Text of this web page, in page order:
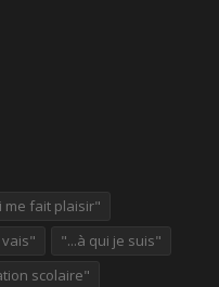
me fait plaisir"
vais"
"...à qui je suis"
scolaire"